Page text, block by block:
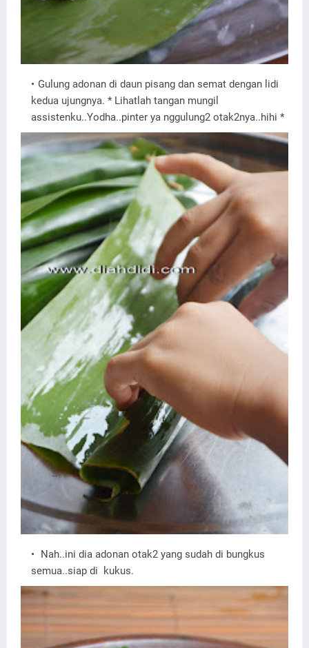
Gulung adonan di daun pisang dan semat dengan lidi
kedua ujungnya. * Lihatlah tangan mungil
assistenku..Yodha..pinter ya nggulung2 otak2nya..hihi *
Nah..ini dia adonan otak2 yang sudah di bungkus
semua..siap di kukus.